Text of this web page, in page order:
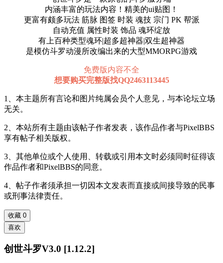
内涵丰富的玩法内容！精美的ui贴图！
更富有颇多玩法 筋脉 图签 时装 魂技 宗门 PK 帮派
自动充值 属性时装 饰品 魂环绽放
有上百种类型魂环|超多超神器|双生超神器
是模仿斗罗动漫所改编出来的大型MMORPG游戏​
免费版内容不全
想要购买完整版找QQ2463113445
1、本主题所有言论和图片纯属会员个人意见，与本论坛立场
无关。
2、本站所有主题由该帖子作者发表，该作品作者与PixelBBS
享有帖子相关版权。
3、其他单位或个人使用、转载或引用本文时必须同时征得该
作品作者和PixelBBS的同意。
4、帖子作者须承担一切因本文发表而直接或间接导致的民事
或刑事法律责任。
收藏 0
喜欢
创世斗罗V3.0 [1.12.2]